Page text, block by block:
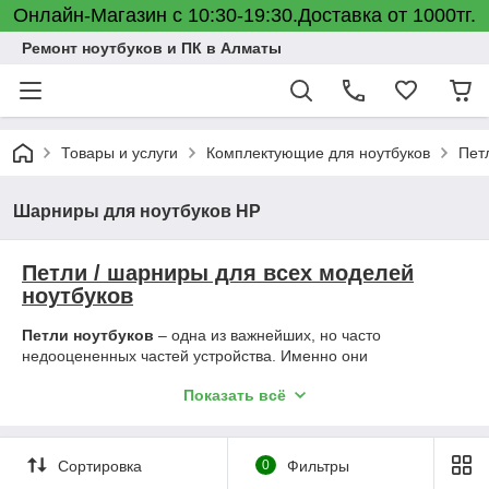
Онлайн-Магазин с 10:30-19:30.Доставка от 1000тг.
Ремонт ноутбуков и ПК в Алматы
Товары и услуги Комплектующие для ноутбуков
Шарниры для ноутбуков HP
Петли / шарниры для всех моделей
ноутбуков
Петли ноутбуков – одна из важнейших, но часто
недооцененных частей устройства. Именно они
фиксируют его в удобном положении и защищают
ноутбуков, включая самые популярные бренды:
Показать всё
Сортировка 0 Фильтры